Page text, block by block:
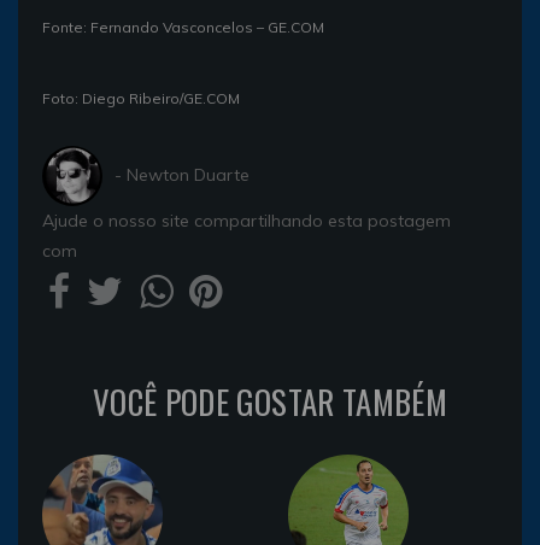
Fonte: Fernando Vasconcelos – GE.COM
Foto: Diego Ribeiro/GE.COM
- Newton Duarte
Ajude o nosso site compartilhando esta postagem
com
VOCÊ PODE GOSTAR TAMBÉM